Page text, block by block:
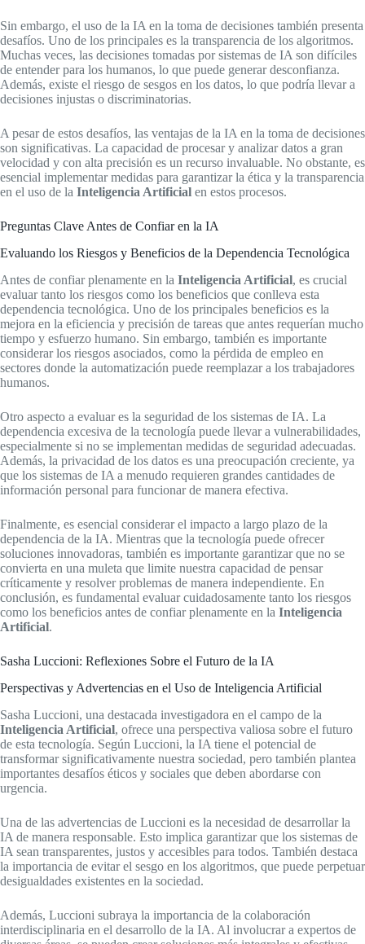
Sin embargo, el uso de la IA en la toma de decisiones también presenta
desafíos. Uno de los principales es la transparencia de los algoritmos.
Muchas veces, las decisiones tomadas por sistemas de IA son difíciles
de entender para los humanos, lo que puede generar desconfianza.
Además, existe el riesgo de sesgos en los datos, lo que podría llevar a
decisiones injustas o discriminatorias.
A pesar de estos desafíos, las ventajas de la IA en la toma de decisiones
son significativas. La capacidad de procesar y analizar datos a gran
velocidad y con alta precisión es un recurso invaluable. No obstante, es
esencial implementar medidas para garantizar la ética y la transparencia
en el uso de la Inteligencia Artificial en estos procesos.
Preguntas Clave Antes de Confiar en la IA
Evaluando los Riesgos y Beneficios de la Dependencia Tecnológica
Antes de confiar plenamente en la Inteligencia Artificial, es crucial
evaluar tanto los riesgos como los beneficios que conlleva esta
dependencia tecnológica. Uno de los principales beneficios es la
mejora en la eficiencia y precisión de tareas que antes requerían mucho
tiempo y esfuerzo humano. Sin embargo, también es importante
considerar los riesgos asociados, como la pérdida de empleo en
sectores donde la automatización puede reemplazar a los trabajadores
humanos.
Otro aspecto a evaluar es la seguridad de los sistemas de IA. La
dependencia excesiva de la tecnología puede llevar a vulnerabilidades,
especialmente si no se implementan medidas de seguridad adecuadas.
Además, la privacidad de los datos es una preocupación creciente, ya
que los sistemas de IA a menudo requieren grandes cantidades de
información personal para funcionar de manera efectiva.
Finalmente, es esencial considerar el impacto a largo plazo de la
dependencia de la IA. Mientras que la tecnología puede ofrecer
soluciones innovadoras, también es importante garantizar que no se
convierta en una muleta que limite nuestra capacidad de pensar
críticamente y resolver problemas de manera independiente. En
conclusión, es fundamental evaluar cuidadosamente tanto los riesgos
como los beneficios antes de confiar plenamente en la Inteligencia
Artificial.
Sasha Luccioni: Reflexiones Sobre el Futuro de la IA
Perspectivas y Advertencias en el Uso de Inteligencia Artificial
Sasha Luccioni, una destacada investigadora en el campo de la
Inteligencia Artificial, ofrece una perspectiva valiosa sobre el futuro
de esta tecnología. Según Luccioni, la IA tiene el potencial de
transformar significativamente nuestra sociedad, pero también plantea
importantes desafíos éticos y sociales que deben abordarse con
urgencia.
Una de las advertencias de Luccioni es la necesidad de desarrollar la
IA de manera responsable. Esto implica garantizar que los sistemas de
IA sean transparentes, justos y accesibles para todos. También destaca
la importancia de evitar el sesgo en los algoritmos, que puede perpetuar
desigualdades existentes en la sociedad.
Además, Luccioni subraya la importancia de la colaboración
interdisciplinaria en el desarrollo de la IA. Al involucrar a expertos de